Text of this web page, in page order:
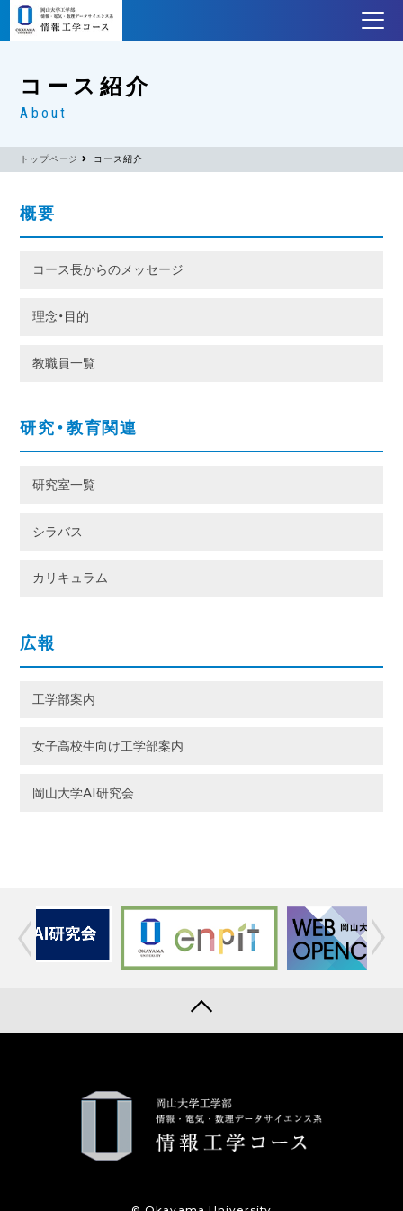
コース紹介
About
トップページ コース紹介
概要
コース長からのメッセージ
理念・目的
教職員一覧
研究・教育関連
研究室一覧
シラバス
カリキュラム
広報
工学部案内
女子高校生向け工学部案内
岡山大学AI研究会